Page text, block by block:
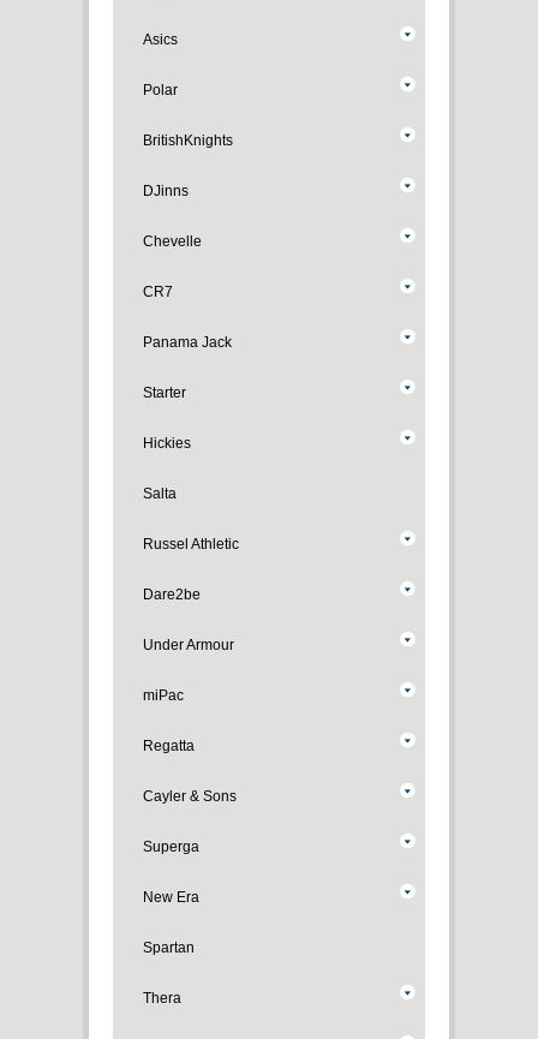
Asics
Polar
BritishKnights
DJinns
Chevelle
CR7
Panama Jack
Starter
Hickies
Salta
Russel Athletic
Dare2be
Under Armour
miPac
Regatta
Cayler & Sons
Superga
New Era
Spartan
Thera